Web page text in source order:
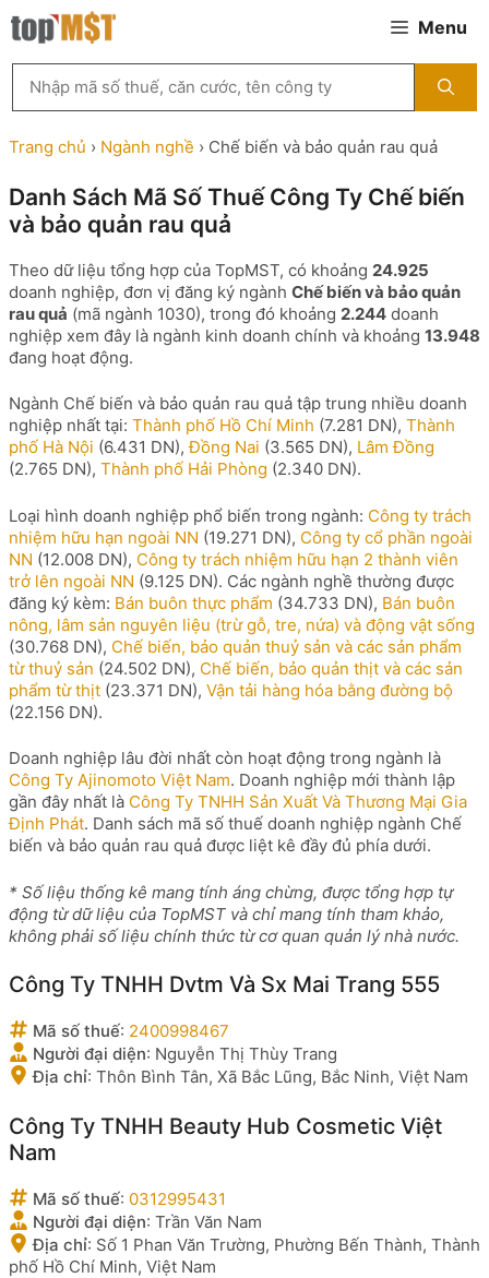
Chuyển
đến
Menu
kiếm
MST
theo
tên
ty,
người
diện
hoặc
mã
số
thuế
Trang chủ › Ngành nghề › Chế biến và bảo quản rau quả
Danh Sách Mã Số Thuế Công Ty Chế biến
và bảo quản rau quả
Theo dữ liệu tổng hợp của TopMST, có khoảng 24.925
doanh nghiệp, đơn vị đăng ký ngành Chế biến và bảo quản
rau quả (mã ngành 1030), trong đó khoảng 2.244 doanh
nghiệp xem đây là ngành kinh doanh chính và khoảng 13.948
đang hoạt động.
Ngành Chế biến và bảo quản rau quả tập trung nhiều doanh
nghiệp nhất tại: Thành phố Hồ Chí Minh (7.281 DN), Thành
phố Hà Nội (6.431 DN),Đồng Nai (3.565 DN), Lâm Đồng
(2.765 DN), Thành phố Hải Phòng (2.340 DN).
Loại hình doanh nghiệp phổ biến trong ngành: Công ty trách
nhiệm hữu hạn ngoài NN (19.271 DN), Công ty cổ phần ngoài
NN (12.008 DN), Công ty trách nhiệm hữu hạn 2 thành viên
trở lên ngoài NN (9.125 DN). Các ngành nghề thường được
đăng ký kèm: Bán buôn thực phẩm (34.733 DN), Bán buôn
nông, lâm sản nguyên liệu (trừ gỗ, tre, nứa) và động vật sống
(30.768 DN), Chế biến, bảo quản thuỷ sản và các sản phẩm
từ thuỷ sản (24.502 DN), Chế biến, bảo quản thịt và các sản
phẩm từ thịt (23.371 DN), Vận tải hàng hóa bằng đường bộ
(22.156 DN).
Doanh nghiệp lâu đời nhất còn hoạt động trong ngành là
Công Ty Ajinomoto Việt Nam. Doanh nghiệp mới thành lập
gần đây nhất là Công Ty TNHH Sản Xuất Và Thương Mại Gia
Định Phát. Danh sách mã số thuế doanh nghiệp ngành Chế
biến và bảo quản rau quả được liệt kê đầy đủ phía dưới.
* Số liệu thống kê mang tính áng chừng, được tổng hợp tự
động từ dữ liệu của TopMST và chỉ mang tính tham khảo,
không phải số liệu chính thức từ cơ quan quản lý nhà nước.
Công Ty TNHH Dvtm Và Sx Mai Trang 555
Mã số thuế: 2400998467
Người đại diện: Nguyễn Thị Thùy Trang
Địa chỉ: Thôn Bình Tân, Xã Bắc Lũng, Bắc Ninh, Việt Nam
Công Ty TNHH Beauty Hub Cosmetic Việt
Nam
Mã số thuế: 0312995431
Người đại diện: Trần Văn Nam
Địa chỉ: Số 1 Phan Văn Trường, Phường Bến Thành, Thành
phố Hồ Chí Minh, Việt Nam